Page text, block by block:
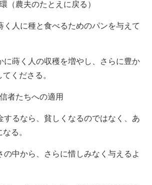
（農夫のたとえに戻る）
に種と食べるためのパンを与えて
く人の収穫を増やし、さらに豊か
くださる。
者たちへの適用
なら、貧しくなるのではなく、あ
る。
から、さらに惜しみなく与えるよ